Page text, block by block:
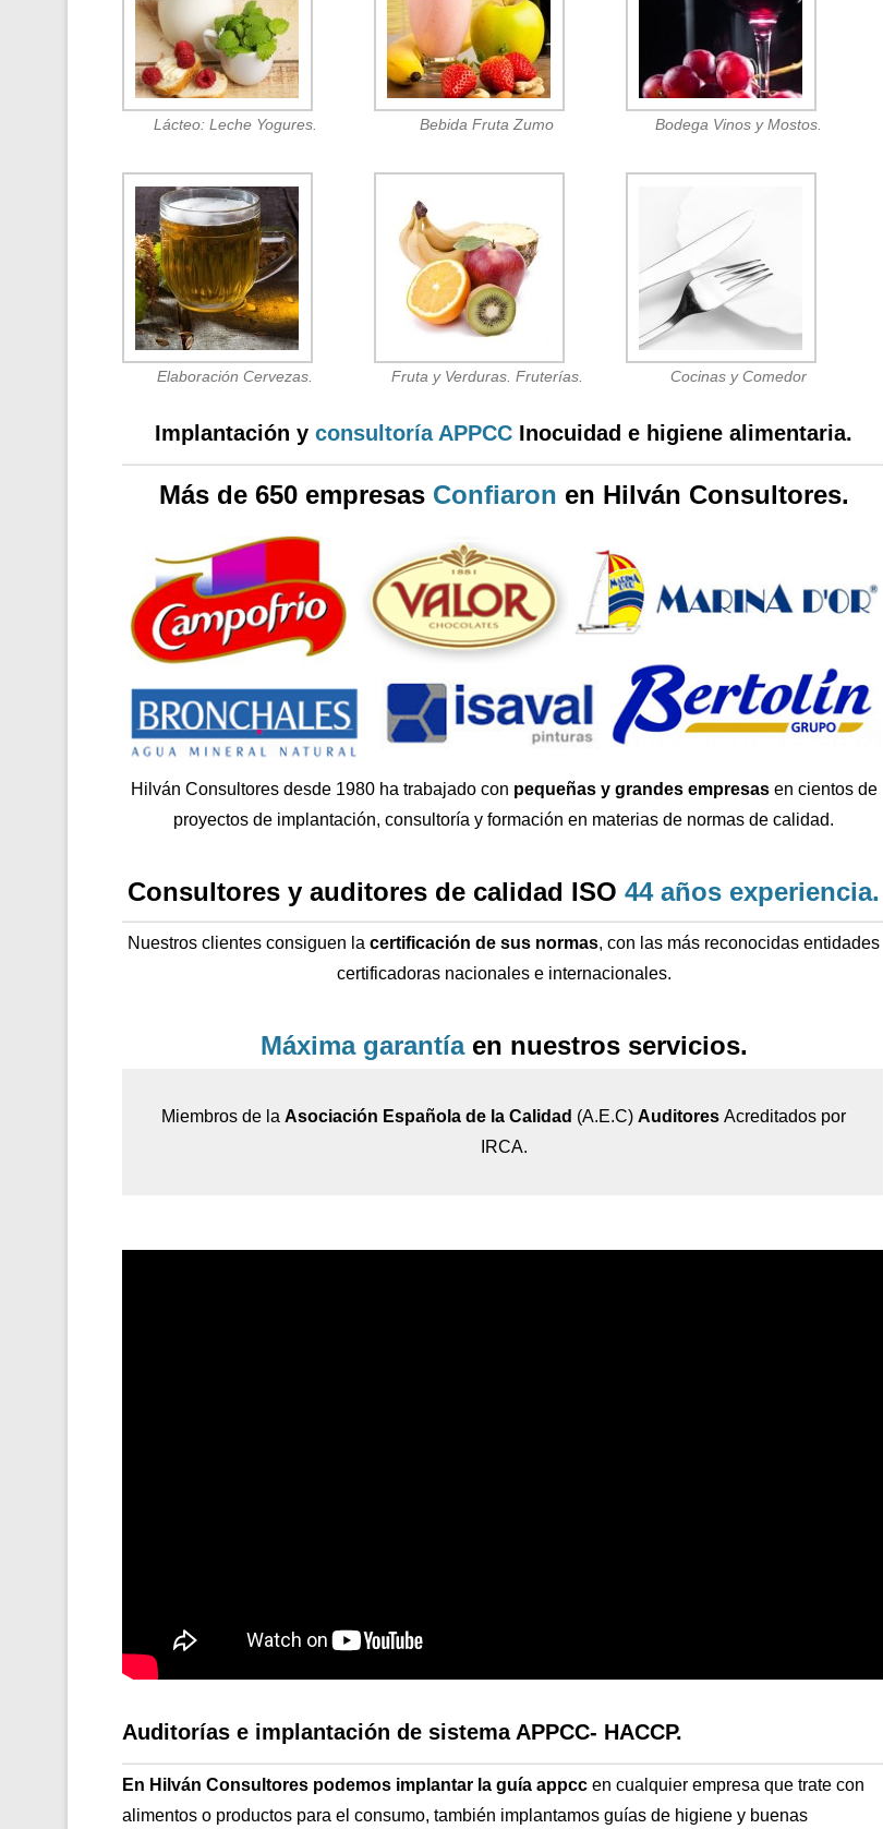
Lácteo: Leche Yogures. Bebida Fruta Zumo Bodega Vinos y Mostos.
Elaboración Cervezas. Fruta y Verduras. Fruterías. Cocinas y Comedor
Implantación y consultoría APPCC Inocuidad e higiene alimentaria.
Más de 650 empresas Confiaron en Hilván Consultores.
Hilván Consultores desde 1980 ha trabajado con pequeñas y grandes empresas en cientos de
proyectos de implantación, consultoría y formación en materias de normas de calidad.
Consultores y auditores de calidad ISO 44 años experiencia.
Nuestros clientes consiguen la certificación de sus normas, con las más reconocidas entidades
certificadoras nacionales e internacionales.
Máxima garantíaen nuestros servicios.
Miembros de la Asociación Española de la Calidad (A.E.C) Auditores Acreditados por
IRCA.
Auditorías e implantación de sistema APPCC- HACCP.
En Hilván Consultores podemos implantar la guía appcc en cualquier empresa que trate con
alimentos o productos para el consumo, también implantamos guías de higiene y buenas